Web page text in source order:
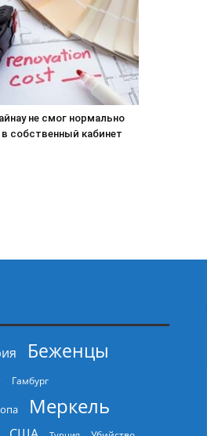
не смог нормально
собственный кабинет
Беженцы
Гамбург
Меркель